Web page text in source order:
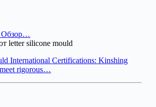
Обзор…
letter silicone mould
International Certifications: Kinshing
rigorous…